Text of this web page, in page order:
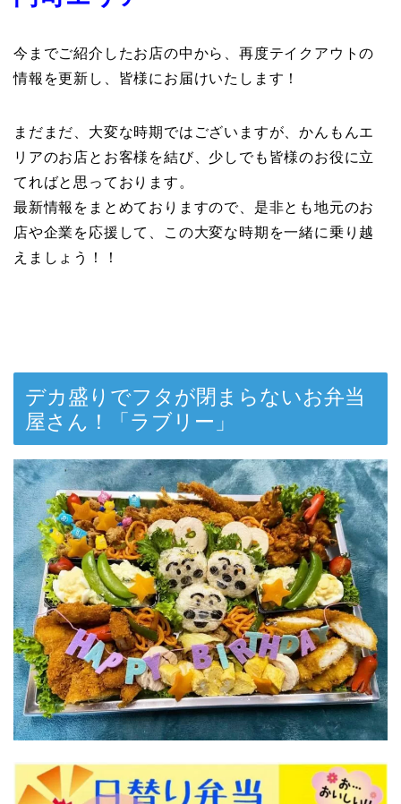
今までご紹介したお店の中から、再度テイクアウトの
情報を更新し、皆様にお届けいたします！
まだまだ、大変な時期ではございますが、かんもんエ
リアのお店とお客様を結び、少しでも皆様のお役に立
てればと思っております。
最新情報をまとめておりますので、是非とも地元のお
店や企業を応援して、この大変な時期を一緒に乗り越
えましょう！！
デカ盛りでフタが閉まらないお弁当
屋さん！「ラブリー」